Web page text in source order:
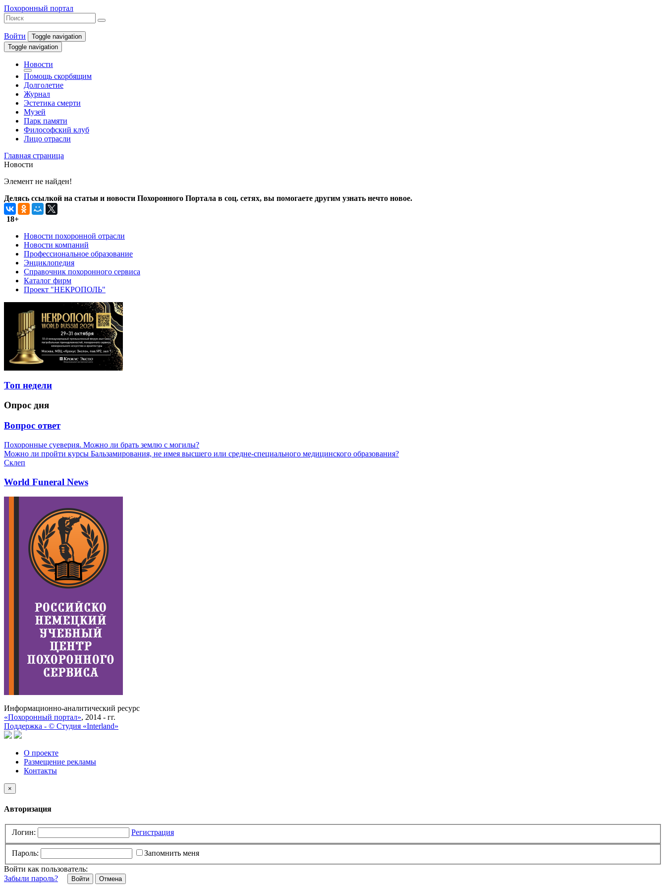
Похоронный портал
Войти
Toggle navigation
Toggle navigation
Новости
Помощь скорбящим
Долголетие
Журнал
Эстетика смерти
Музей
Парк памяти
Философский клуб
Лицо отрасли
Главная страница
Новости
Элемент не найден!
Делясь ссылкой на статьи и новости Похоронного Портала в соц. сетях, вы помогаете другим узнать нечто новое.
18+
Новости похоронной отрасли
Новости компаний
Профессиональное образование
Энциклопедия
Справочник похоронного сервиса
Каталог фирм
Проект "НЕКРОПОЛЬ"
Топ недели
Опрос дня
Вопрос ответ
Похоронные суеверия. Можно ли брать землю с могилы?
Можно ли пройти курсы Бальзамирования, не имея высшего или средне-специального медицинского образования?
Склеп
World Funeral News
Информационно-аналитический ресурс
«Похоронный портал», 2014 - гг.
Поддержка - © Cтудия «Interland»
О проекте
Размещение рекламы
Контакты
×
Авторизация
Логин: Регистрация
Пароль:
Запомнить меня
Войти как пользователь:
Забыли пароль?
Отмена